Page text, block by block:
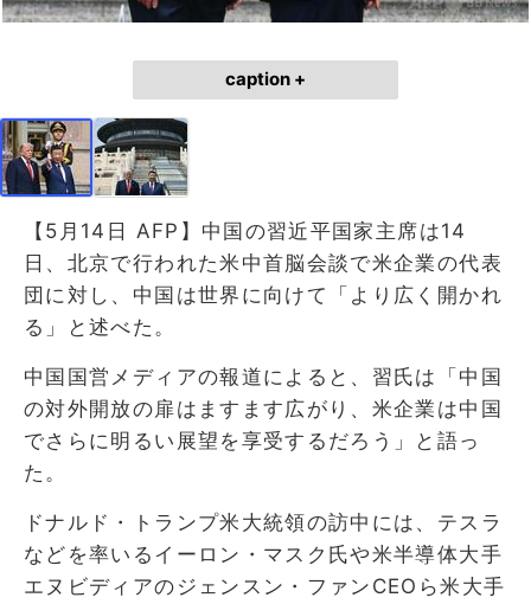
caption +
【5月14日 AFP】中国の習近平国家主席は14
日、北京で行われた米中首脳会談で米企業の代表
団に対し、中国は世界に向けて「より広く開かれ
る」と述べた。
中国国営メディアの報道によると、習氏は「中国
の対外開放の扉はますます広がり、米企業は中国
でさらに明るい展望を享受するだろう」と語っ
た。
ドナルド・トランプ米大統領の訪中には、テスラ
などを率いるイーロン・マスク氏や米半導体大手
エヌビディアのジェンスン・ファンCEOら米大手